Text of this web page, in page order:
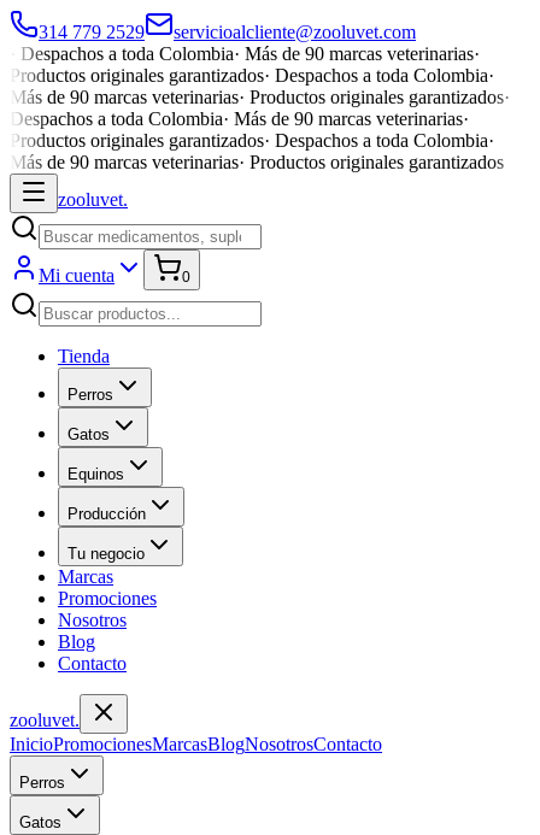
314 779 2529
servicioalcliente@zooluvet.com
Despachos a toda Colombia· Más de 90 marcas veterinarias·
Productos originales garantizados· Despachos a toda Colombia·
Más de 90 marcas veterinarias· Productos originales garantizados·
Despachos a toda Colombia· Más de 90 marcas veterinarias·
Productos originales garantizados· Despachos a toda Colombia·
Más de 90 marcas veterinarias· Productos originales garantizados
zooluvet.
Mi cuenta 0
Tienda
Perros
Gatos
Equinos
Producción
Tu negocio
Marcas
Promociones
Nosotros
Blog
Contacto
zooluvet.
InicioPromocionesMarcasBlogNosotrosContacto
Perros
Gatos